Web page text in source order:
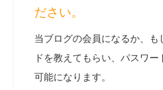
ださい。
当ブログの会員になるか、も
ドを教えてもらい、パスワ
可能になります。